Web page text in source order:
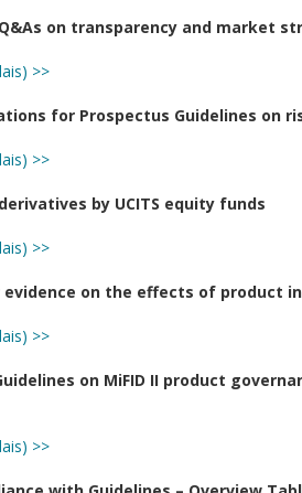
Q&As on transparency and market
>>
for Prospectus Guidelines on
>>
by UCITS equity funds
>>
evidence on the effects of product
>>
on MiFID II product
>>